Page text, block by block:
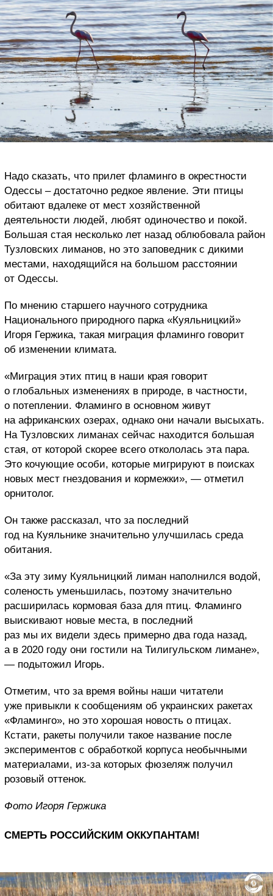
Надо сказать, что прилет фламинго в окрестности
Одессы – достаточно редкое явление. Эти птицы
обитают вдалеке от мест хозяйственной
деятельности людей, любят одиночество и покой.
Большая стая несколько лет назад облюбовала район
Тузловских лиманов, но это заповедник с дикими
местами, находящийся на большом расстоянии
от Одессы.
По мнению старшего научного сотрудника
Национального природного парка «Куяльницкий»
Игоря Гержика, такая миграция фламинго говорит
об изменении климата.
«Миграция этих птиц в наши края говорит
о глобальных изменениях в природе, в частности,
о потеплении. Фламинго в основном живут
на африканских озерах, однако они начали высыхать.
На Тузловских лиманах сейчас находится большая
стая, от которой скорее всего откололась эта пара.
Это кочующие особи, которые мигрируют в поисках
новых мест гнездования и кормежки», — отметил
орнитолог.
Он также рассказал, что за последний
год на Куяльнике значительно улучшилась среда
обитания.
«За эту зиму Куяльницкий лиман наполнился водой,
соленость уменьшилась, поэтому значительно
расширилась кормовая база для птиц. Фламинго
выискивают новые места, в последний
раз мы их видели здесь примерно два года назад,
а в 2020 году они гостили на Тилигульском лимане»,
— подытожил Игорь.
Отметим, что за время войны наши читатели
уже привыкли к сообщениям об украинских ракетах
«Фламинго», но это хорошая новость о птицах.
Кстати, ракеты получили такое название после
экспериментов с обработкой корпуса необычными
материалами, из-за которых фюзеляж получил
розовый оттенок.
Фото Игоря Гержика
СМЕРТЬ РОССИЙСКИМ ОККУПАНТАМ!